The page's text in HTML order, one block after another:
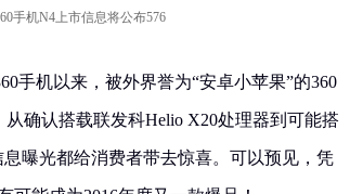
手机以来，被外界誉为“安卓小苹果”的360
确认搭载联发科Helio X20处理器到可能搭
曝光都给消费者带去惊喜。可以预见，凭